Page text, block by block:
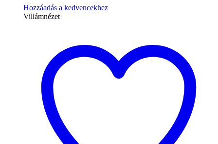
Hozzáadás a kedvencekhez
Villámnézet